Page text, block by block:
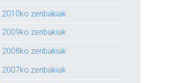
2010ko zenbakiak
2009ko zenbakiak
2008ko zenbakiak
2007ko zenbakiak